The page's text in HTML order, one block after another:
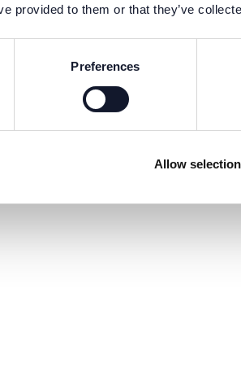
provided to them or that they’ve
Preferences
Allow selection